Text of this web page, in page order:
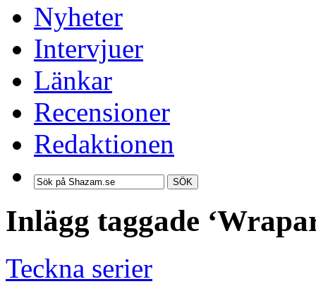
Nyheter
Intervjuer
Länkar
Recensioner
Redaktionen
SÖK
Inlägg taggade
Teckna serier